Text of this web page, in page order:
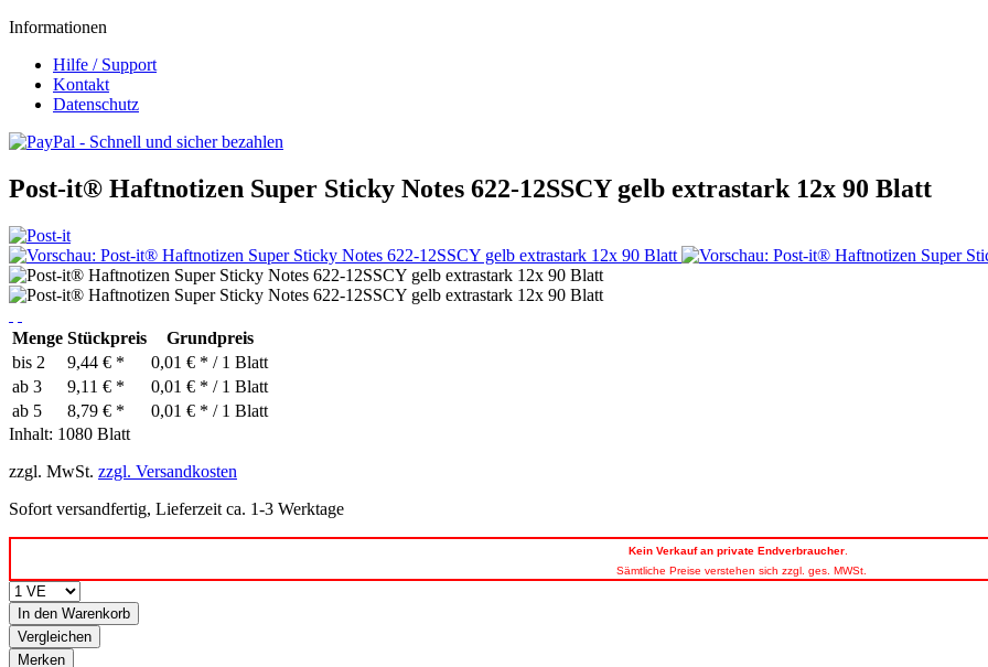
Informationen
Hilfe / Support
Kontakt
Datenschutz
Post-it® Haftnotizen Super Sticky Notes 622-12SSCY gelb extrastark 12x 90 Blatt
Menge Stückpreis
Grundpreis
bis 2 9,44 € *
0,01 € * / 1 Blatt
ab 3 9,11 € *
0,01 € * / 1 Blatt
ab 5 8,79 € *
0,01 € * / 1 Blatt
Inhalt: 1080 Blatt
zzgl. MwSt. zzgl. Versandkosten
Sofort versandfertig, Lieferzeit ca. 1-3 Werktage
Kein Verkauf an private Endverbraucher.
Sämtliche Preise verstehen sich zzgl. ges. MWSt.
In den Warenkorb
Vergleichen
Merken